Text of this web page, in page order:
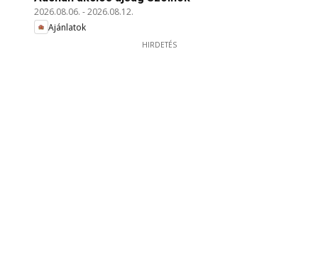
2026.08.06. -2026.08.12.
Ajánlatok
HIRDETÉS